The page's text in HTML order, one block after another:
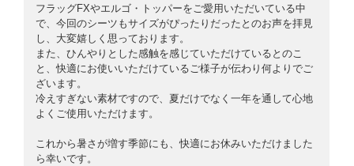
フラッグFXやエルゴ・トッパーをご愛用いただいている中
で、今回のシーツもサイズがぴったりだったとのお声を拝見
し、大変嬉しく思っております。
また、ひんやりとした感触を感じていただけているとのこ
と、快適にお使いいただけているご様子が伝わり何よりでご
ざいます。
冷えすぎない素材ですので、夏だけでなく一年を通して心地
よくご使用いただけます。
これから暑さが増す季節にも、快適にお休みいただけました
ら幸いです。